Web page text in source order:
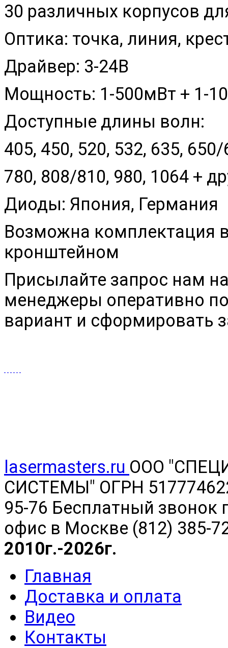
30 различных корпусов
Оптика: точка, линия,
Драйвер: 3-24В
Мощность: 1-500мВт + 1-
Доступные длины волн:
405, 450, 520, 532, 635,
780, 808/810, 980, 1064 +
Диоды: Япония, Германия
Возможна комплектация
кронштейном
Присылайте запрос нам
менеджеры оперативно
вариант и сформировать
lasermasters.ru ООО "
СИСТЕМЫ" ОГРН
95-76 Бесплатный звонок
офис в Москве (812) 385-
2010г.-2026г.
Главная
Доставка и оплата
Видео
Контакты